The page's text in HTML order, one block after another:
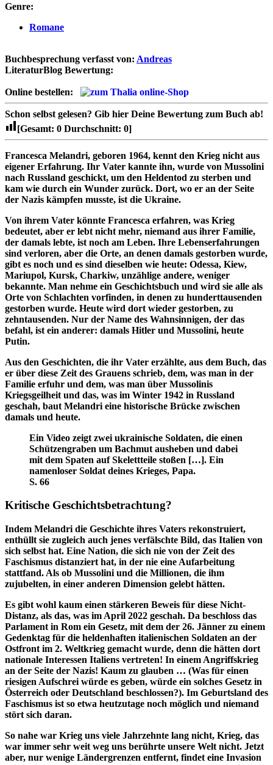
Genre:
Romane
Buchbesprechung verfasst von: Andreas
LiteraturBlog Bewertung:
Online bestellen:
Schon selbst gelesen? Gib hier Deine Bewertung zum Buch ab!
[Gesamt: 0 Durchschnitt: 0]
Francesca Melandri, geboren 1964, kennt den Krieg nicht aus
eigener Erfahrung. Ihr Vater kannte ihn, wurde von Mussolini
nach Russland geschickt, um den Heldentod zu sterben und
kam wie durch ein Wunder zurück. Dort, wo er an der Seite
der Nazis kämpfen musste, ist die Ukraine.
Von ihrem Vater könnte Francesca erfahren, was Krieg
bedeutet, aber er lebt nicht mehr, niemand aus ihrer Familie,
der damals lebte, ist noch am Leben. Ihre Lebenserfahrungen
sind verloren, aber die Orte, an denen damals gestorben wurde,
gibt es noch und es sind dieselben wie heute: Odessa, Kiew,
Mariupol, Kursk, Charkiw, unzählige andere, weniger
bekannte. Man nehme ein Geschichtsbuch und wird sie alle als
Orte von Schlachten vorfinden, in denen zu hunderttausenden
gestorben wurde. Heute wird dort wieder gestorben, zu
zehntausenden. Nur der Name des Wahnsinnigen, der das
befahl, ist ein anderer: damals Hitler und Mussolini, heute
Putin.
Aus den Geschichten, die ihr Vater erzählte, aus dem Buch, das
er über diese Zeit des Grauens schrieb, dem, was man in der
Familie erfuhr und dem, was man über Mussolinis
Kriegsgeilheit und das, was im Winter 1942 in Russland
geschah, baut Melandri eine historische Brücke zwischen
damals und heute.
Ein Video zeigt zwei ukrainische Soldaten, die einen
Schützengraben um Bachmut ausheben und dabei
mit dem Spaten auf Skelettteile stoßen […]. Ein
namenloser Soldat deines Krieges, Papa.
S. 66
Kritische Geschichtsbetrachtung?
Indem Melandri die Geschichte ihres Vaters rekonstruiert,
enthüllt sie zugleich auch jenes verfälschte Bild, das Italien von
sich selbst hat. Eine Nation, die sich nie von der Zeit des
Faschismus distanziert hat, in der nie eine Aufarbeitung
stattfand. Als ob Mussolini und die Millionen, die ihm
zujubelten, in einer anderen Dimension gelebt hätten.
Es gibt wohl kaum einen stärkeren Beweis für diese Nicht-
Distanz, als das, was im April 2022 geschah. Da beschloss das
Parlament in Rom ein Gesetz, mit dem der 26. Jänner zu einem
Gedenktag für die heldenhaften italienischen Soldaten an der
Ostfront im 2. Weltkrieg gemacht wurde, denn die hätten dort
nationale Interessen Italiens vertreten! In einem Angriffskrieg
an der Seite der Nazis! Kaum zu glauben … (Was für einen
riesigen Aufschrei würde es geben, würde ein solches Gesetz in
Österreich oder Deutschland beschlossen?). Im Geburtsland des
Faschismus ist so etwa heutzutage noch möglich und niemand
stört sich daran.
So nahe war Krieg uns viele Jahrzehnte lang nicht, Krieg, das
war immer sehr weit weg uns berührte unsere Welt nicht. Jetzt
aber, nur wenige Ländergrenzen entfernt, findet eine Invasion